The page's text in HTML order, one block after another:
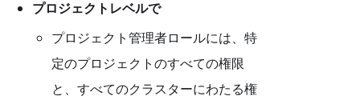
プロジェクトレベルで
プロジェクト管理者ロールには、特
定のプロジェクトのすべての権限
と、すべてのクラスターにわたる権